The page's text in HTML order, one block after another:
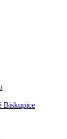
Biskupice